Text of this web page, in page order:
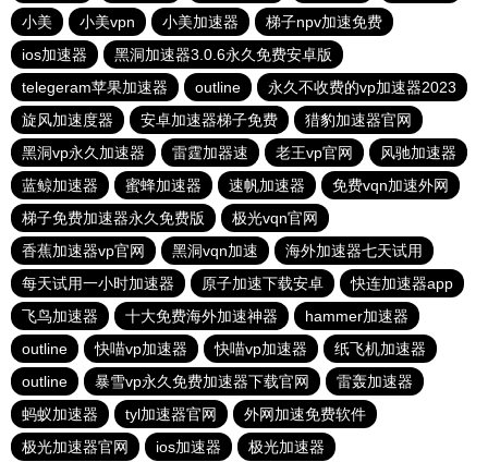
小美
小美vpn 小美加速器
梯子npv加速免费
ios加速器
黑洞加速器3.0.6永久免费安卓版
telegeram苹果加速器
outline
永久不收费的vp加速器2023
旋风加速度器
安卓加速器梯子免费
猎豹加速器官网
黑洞vp永久加速器
雷霆加器速 老王vp官网
风驰加速器
蓝鲸加速器
蜜蜂加速器 速帆加速器
免费vqn加速外网
梯子免费加速器永久免费版
极光vqn官网
香蕉加速器vp官网
黑洞vqn加速
海外加速器七天试用
每天试用一小时加速器
原子加速下载安卓
快连加速器app
飞鸟加速器
十大免费海外加速神器
hammer加速器
outline
快喵vp加速器 快喵vp加速器
纸飞机加速器
outline
暴雪vp永久免费加速器下载官网
雷轰加速器
蚂蚁加速器
tyl加速器官网
外网加速免费软件
极光加速器官网
ios加速器 极光加速器